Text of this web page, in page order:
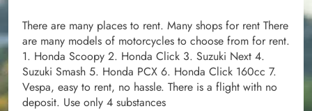
There are many places to rent. Many shops for rent There
are many models of motorcycles to choose from for rent.
1. Honda Scoopy 2. Honda Click 3. Suzuki Next 4.
Suzuki Smash 5. Honda PCX 6. Honda Click 160cc 7.
Vespa, easy to rent, no hassle. There is a flight with no
deposit. Use only 4 substances